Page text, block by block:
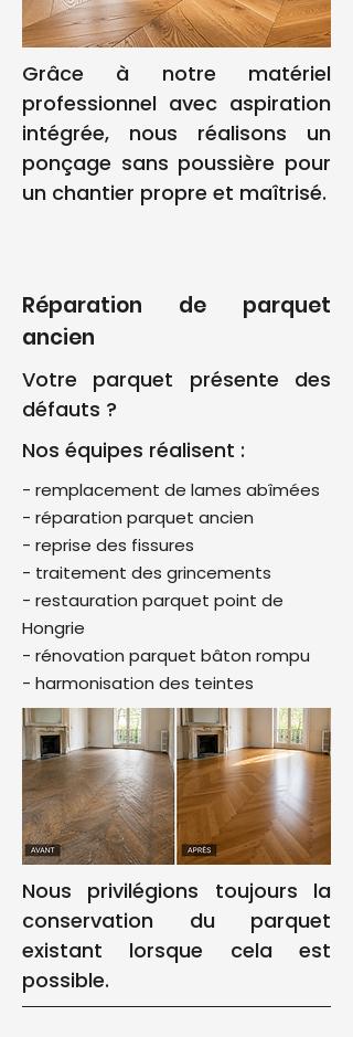
Grâce à notre matériel
professionnel avec aspiration
intégrée, nous réalisons un
ponçage sans poussière pour
un chantier propre et maîtrisé.
Réparation de parquet
ancien
Votre parquet présente des
défauts ?
Nos équipes réalisent :
- remplacement de lames abîmées
- réparation parquet ancien
- reprise des fissures
- traitement des grincements
- restauration parquet point de
Hongrie
- rénovation parquet bâton rompu
- harmonisation des teintes
Nous privilégions toujours la
conservation du parquet
existant lorsque cela est
possible.